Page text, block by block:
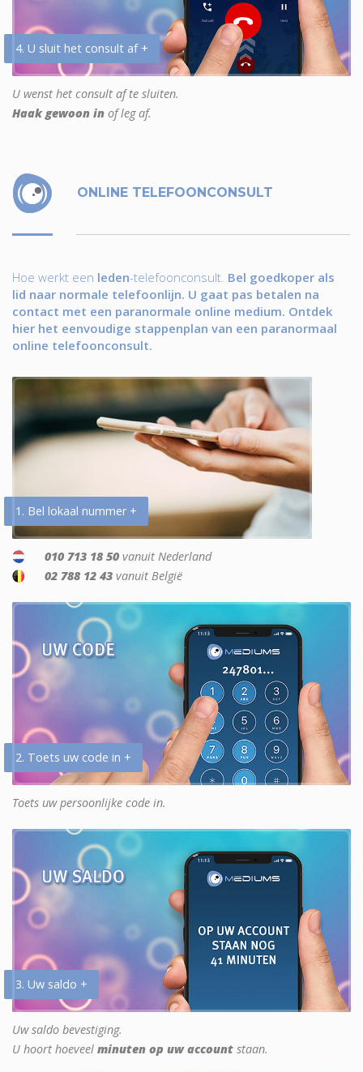
4. U sluit het consult af +
U wenst het consult af te sluiten.
Haak gewoon in of leg af.
ONLINE TELEFOONCONSULT
Hoe werkt een leden-telefoonconsult. Bel goedkoper als
lid naar normale telefoonlijn. U gaat pas betalen na
contact met een paranormale online medium. Ontdek
hier het eenvoudige stappenplan van een paranormaal
online telefoonconsult.
1. Bel lokaal nummer +
010 713 18 50 vanuit Nederland
02 788 12 43 vanuit België
2. Toets uw code in +
Toets uw persoonlijke code in.
3. Uw saldo +
Uw saldo bevestiging.
U hoort hoeveel minuten op uw account staan.